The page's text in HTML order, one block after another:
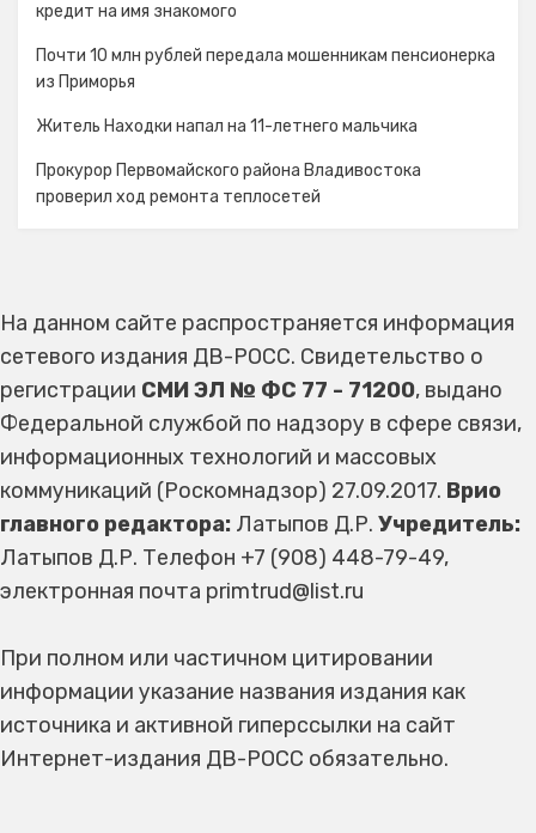
кредит на имя знакомого
Почти 10 млн рублей передала мошенникам пенсионерка
из Приморья
Житель Находки напал на 11-летнего мальчика
Прокурор Первомайского района Владивостока
проверил ход ремонта теплосетей
На данном сайте распространяется информация
сетевого издания ДВ-РОСС. Свидетельство о
регистрации СМИ ЭЛ № ФС 77 - 71200, выдано
Федеральной службой по надзору в сфере связи,
информационных технологий и массовых
коммуникаций (Роскомнадзор) 27.09.2017. Врио
главного редактора: Латыпов Д.Р. Учредитель:
Латыпов Д.Р. Телефон +7 (908) 448-79-49,
электронная почта primtrud@list.ru
При полном или частичном цитировании
информации указание названия издания как
источника и активной гиперссылки на сайт
Интернет-издания ДВ-РОСС обязательно.